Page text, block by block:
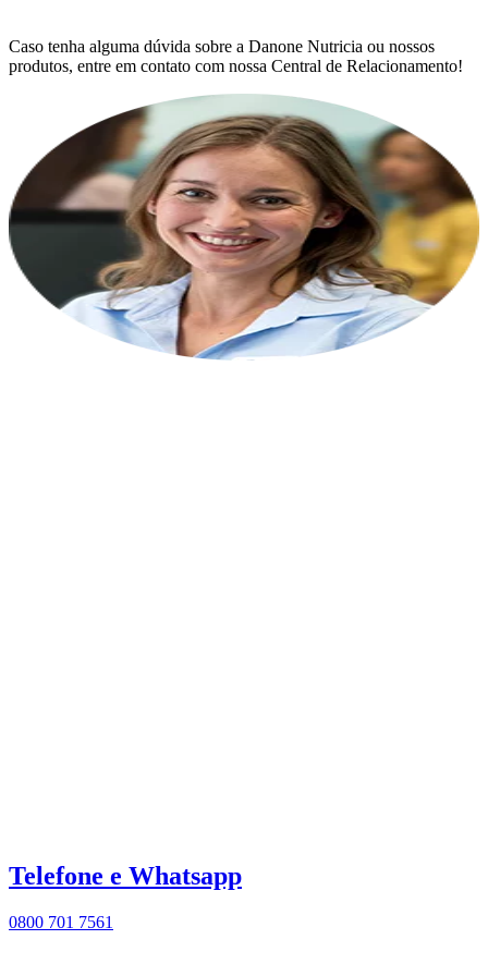
Caso tenha alguma dúvida sobre a Danone Nutricia ou nossos
produtos, entre em contato com nossa Central de Relacionamento!
Telefone e Whatsapp
0800 701 7561